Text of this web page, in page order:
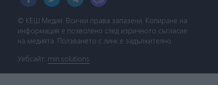
© КЕШ Медия. Всички права запазени. Копиране на
информация е позволено след изричното съгласие
на медията. Ползването с линк е задължително.
Уебсайт: min.solutions